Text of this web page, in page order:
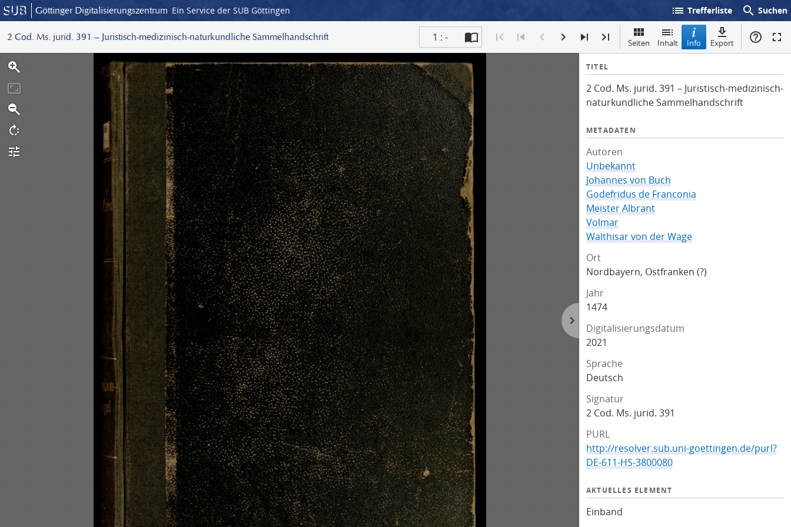
Göttinger Digitalisierungszentrum Ein Service der SUB Göttingen list Trefferliste search Suchen
2 Cod. Ms. jurid. 391 – Juristisch-medizinisch-naturkundliche Sammelhandschrift 1 : - Seiten Inhalt Info Export
I
f
o
TITEL
2 Cod. Ms. jurid. 391 – Juristisch-medizinisch-
naturkundliche Sammelhandschrift
METADATEN
Autoren
Unbekannt
Johannes von Buch
Godefridus de Franconia
Meister Albrant
Volmar
Walthisar von der Wage
Ort
Nordbayern, Ostfranken (?)
Jahr
1474
Digitalisierungsdatum
2021
Sprache
Deutsch
Signatur
2 Cod. Ms. jurid. 391
PURL
http://resolver.sub.uni-goettingen.de/purl?
DE-611-HS-3800080
AKTUELLES ELEMENT
Einband